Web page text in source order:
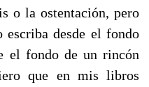
o la ostentación, pero
escriba desde el fondo
el fondo de un rincón
que en mis libros